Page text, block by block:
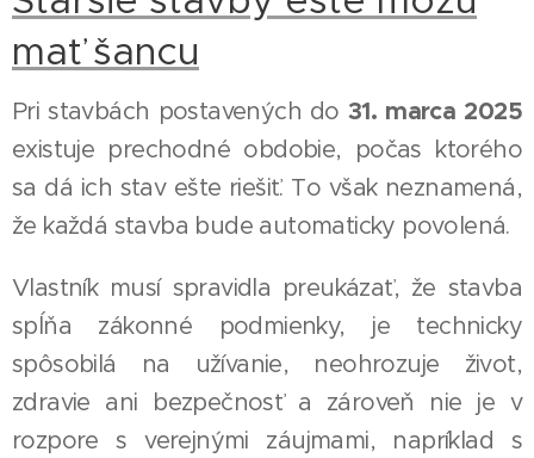
mať šancu
Pri stavbách postavených do 31. marca 2025
existuje prechodné obdobie, počas ktorého
sa dá ich stav ešte riešiť. To však neznamená,
že každá stavba bude automaticky povolená.
Vlastník musí spravidla preukázať, že stavba
spĺňa zákonné podmienky, je technicky
spôsobilá na užívanie, neohrozuje život,
zdravie ani bezpečnosť a zároveň nie je v
rozpore s verejnými záujmami, napríklad s